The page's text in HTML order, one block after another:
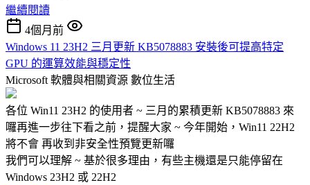
繼續閱讀
4個月前
Windows 11 23H2 三月更新 KB5078883 安裝後可提高特定
GPU 的運算效能與穩定性
Microsoft 軟體與相關資源 數位生活
各位 Win11 23H2 的使用者 ~ 三月的累積更新 KB5078883 來
囉再進一步往下看之前，提醒大家 ~ 今年開始，Win11 22H2
將不會 再收到非安全性預覽更新囉
我們可以理解 ~ 基於很多理由，有些主機還是只能停留在
Windows 23H2 或 22H2